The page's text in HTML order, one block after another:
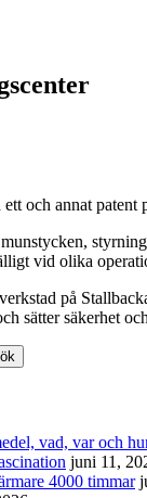
och annat
vid olika
på
sätter säkerhet
vad, var och
juni 11,
4000 timmar